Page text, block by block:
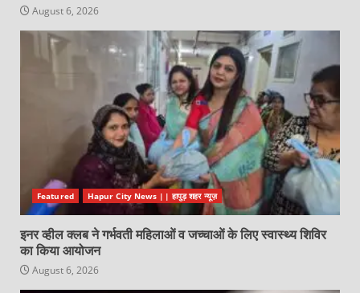
August 6, 2026
Featured Hapur City News || हापुड़ शहर न्यूज़
इनर व्हील क्लब ने गर्भवती महिलाओं व जच्चाओं के लिए स्वास्थ्य शिविर
का किया आयोजन
August 6, 2026